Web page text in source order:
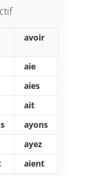
avoir
aie
aies
ait
ayons
ayez
aient